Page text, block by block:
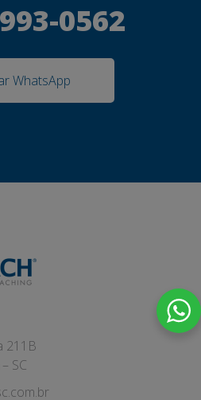
0562
WhatsApp
211B
SC